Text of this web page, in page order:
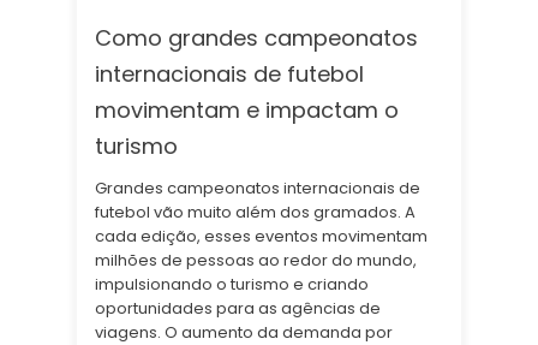
Como grandes campeonatos
internacionais de futebol
movimentam e impactam o
turismo
Grandes campeonatos internacionais de
futebol vão muito além dos gramados. A
cada edição, esses eventos movimentam
milhões de pessoas ao redor do mundo,
impulsionando o turismo e criando
oportunidades para as agências de
viagens. O aumento da demanda por